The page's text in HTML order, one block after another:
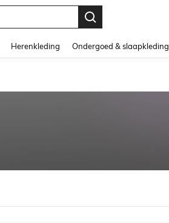
Herenkleding Ondergoed & slaapkleding